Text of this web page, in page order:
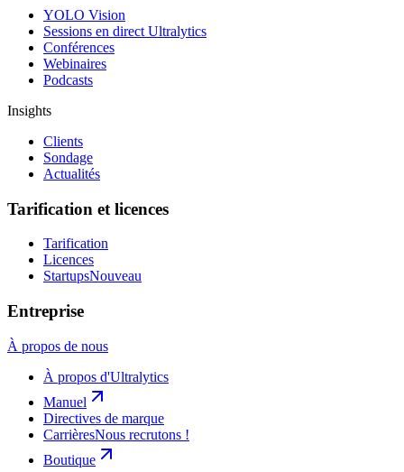
YOLO Vision
Sessions en direct Ultralytics
Conférences
Webinaires
Podcasts
Insights
Clients
Sondage
Actualités
Tarification et licences
Tarification
Licences
StartupsNouveau
Entreprise
À propos de nous
À propos d'Ultralytics
Manuel
Directives de marque
CarrièresNous recrutons !
Boutique